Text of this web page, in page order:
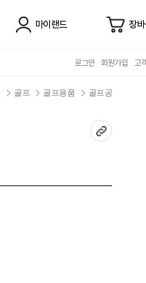
마이랜드 장
로그인 회원가입 고
골프 골프용품 골프공